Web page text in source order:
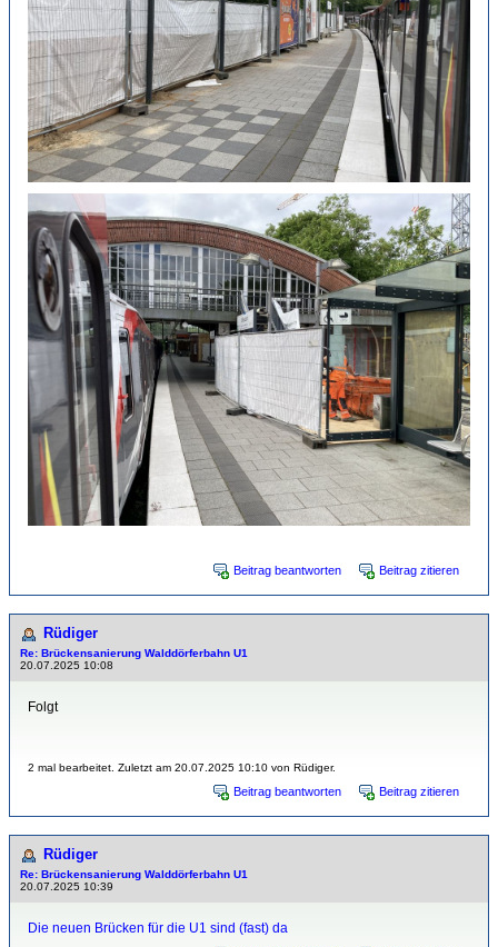
Beitrag beantworten Beitrag zitieren
Rüdiger
Re: Brückensanierung Walddörferbahn U1
20.07.2025 10:08
Folgt
2 mal bearbeitet. Zuletzt am 20.07.2025 10:10 von Rüdiger.
Beitrag beantworten Beitrag zitieren
Rüdiger
Re: Brückensanierung Walddörferbahn U1
20.07.2025 10:39
Die neuen Brücken für die U1 sind (fast) da